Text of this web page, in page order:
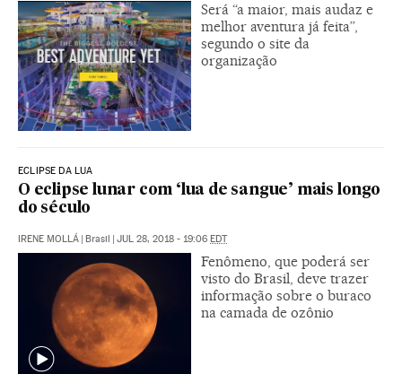
Será “a maior, mais audaz e
melhor aventura já feita”,
segundo o site da
organização
ECLIPSE DA LUA
O eclipse lunar com ‘lua de sangue’ mais longo
do século
IRENE MOLLÁ Brasil JUL 28, 2018 - 19:06 EDT
Fenômeno, que poderá ser
visto do Brasil, deve trazer
informação sobre o buraco
na camada de ozônio